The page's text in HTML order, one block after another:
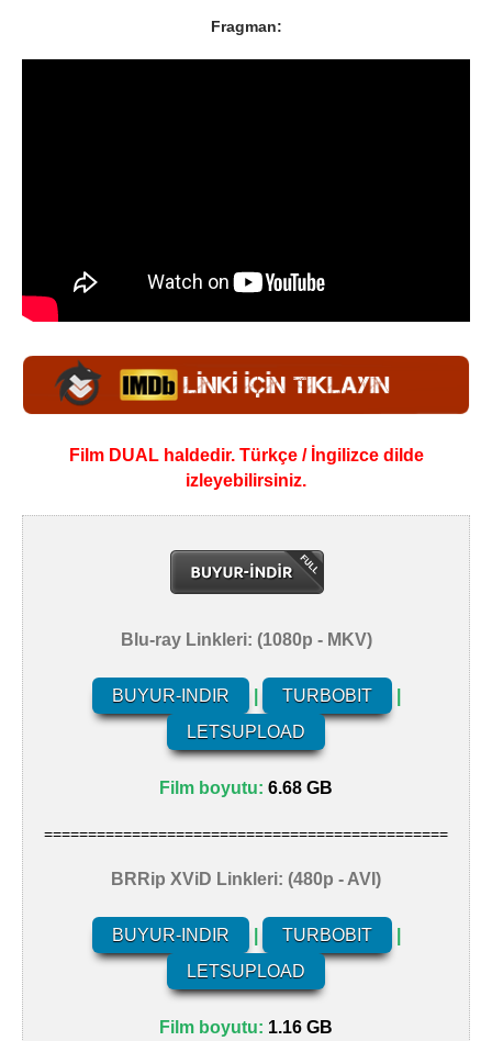
Fragman:
Film DUAL haldedir. Türkçe / İngilizce dilde
izleyebilirsiniz.
Blu-ray Linkleri: (1080p - MKV)
BUYUR-INDIR TURBOBIT
LETSUPLOAD
Film boyutu: 6.68 GB
==============================================
BRRip XViD Linkleri: (480p - AVI)
BUYUR-INDIR TURBOBIT
LETSUPLOAD
Film boyutu: 1.16 GB